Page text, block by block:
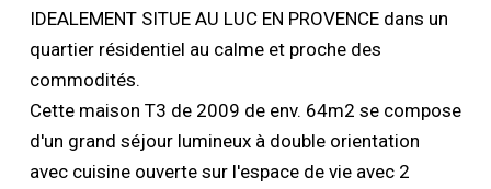
IDEALEMENT SITUE AU LUC EN PROVENCE dans un
quartier résidentiel au calme et proche des
commodités.
Cette maison T3 de 2009 de env. 64m2 se compose
d'un grand séjour lumineux à double orientation
avec cuisine ouverte sur l'espace de vie avec 2